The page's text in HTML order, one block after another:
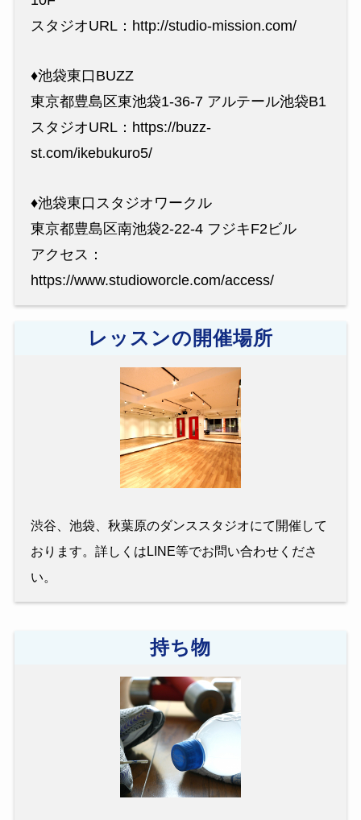
スタジオURL：http://studio-mission.com/
♦︎池袋東口BUZZ
東京都豊島区東池袋1-36-7 アルテール池袋B1
スタジオURL：https://buzz-
st.com/ikebukuro5/
♦︎池袋東口スタジオワークル
東京都豊島区南池袋2-22-4 フジキF2ビル
アクセス：
https://www.studioworcle.com/access/
レッスンの開催場所
渋谷、池袋、秋葉原のダンススタジオにて開催して
おります。詳しくはLINE等でお問い合わせくださ
い。
持ち物